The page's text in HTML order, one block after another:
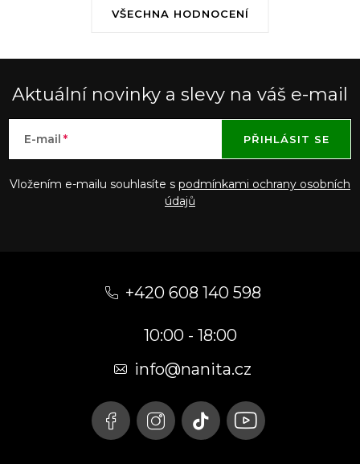
VŠECHNA HODNOCENÍ
Aktuální novinky a slevy na váš e-mail
E-mail
Vložením e-mailu souhlasíte s podmínkami ochrany osobních
údajů
PŘIHLÁSIT SE
+420 608 140 598
10:00 - 18:00
info@nanita.cz